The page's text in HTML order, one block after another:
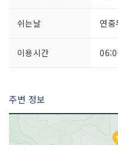
쉬는날 연중
이용시간
주변 정보